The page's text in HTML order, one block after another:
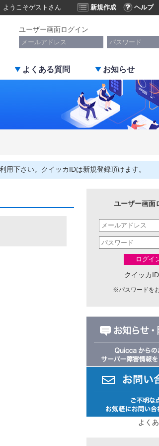
ようこそゲスト さん 新規作成 ヘルプ
ユーザー画面ログイン
よくある質問 お知らせ
用下さい。クイッカIDは新規登録頂けます。
ユーザー画面
ログイ
クイッカ
※パスワードを
よく